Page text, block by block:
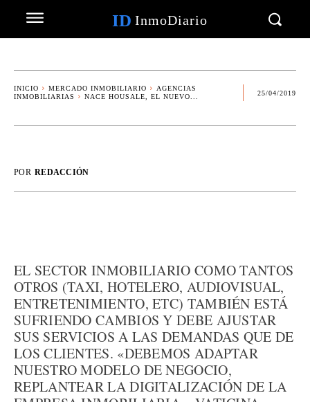
ID InmoDiario
INICIO MERCADO INMOBILIARIO
AGENCIAS
INMOBILIARIAS
NACE HOUSALE, EL NUEVO...
25/04/2019
POR REDACCIÓN
EL SECTOR INMOBILIARIO COMO TANTOS
OTROS (TAXI, HOTELERO, AUDIOVISUAL,
ENTRETENIMIENTO, ETC) TAMBIÉN ESTÁ
SUFRIENDO CAMBIOS Y DEBE AJUSTAR
SUS SERVICIOS A LAS DEMANDAS QUE DE
LOS CLIENTES. «DEBEMOS ADAPTAR
NUESTRO MODELO DE NEGOCIO,
REPLANTEAR LA DIGITALIZACIÓN DE LA